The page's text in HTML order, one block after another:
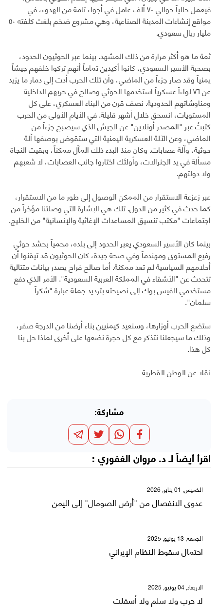
فيعمل حالياً حوالي ٧٠ ألف عامل في أجواء تامة من الهدوء، في
مواقع إنشاءات المدينة الصناعية، وهي مشروع ضخم بلغت كلفته ٥٠
مليار ريال سعودي.
ثمة ما هو أكثر مرارة من ذلك المشهد. بينما عبر الحوثيون الحدود،
بصحبة الأسير السعودي، كانوا أكيدين تماماً أنهم تركوا خلفهم جيشاً
يمنياً وقد صار جزءاً من الماضي، وأن تلك الحرب أدت إلى دمار ما يزيد
عن ٧٦ لواءاً عسكرياً استخدمها الحوثي وصالح في حربهم الداخلية
ومناوشاتهم الحدودية. نصف قرن من البناء العسكري، على كل
المستويات، انسحق خلال أشهر قليلة. في الأيام الأولى من الحرب
كتبتُ عبر "المصدر أونلاين" عن الجيش الذي سيصبح جزءاً من
الماضي، وعن الآلة العسكرية اليمنية التي ستقوض بوصفها آلة
حوثية، وآلة عصابات. وكان منذ البدء ذلك المآل ممكناً، وبقيت النجاة
مسألة في يد الجنرالات، وأولئك اختاروا جانب العصابات، لا شعبهم
ولا دولتهم.
عبر زعزعة الاستقرار من الممكن الوصول إلى طور ما من الاستقرار،
كما حدث في كثير من الدول. تلك هي الإشارة التي وصلتنا مؤخراً من
اجتماعات "مكتب تنسيق المساعدات الإغاثية والإنسانية" من الخليج.
بينما كان الأسير السعودي يعبر الحدود إلى بلده، محمياً بحشد حوثي
رفيع المستوى ومهندماً وفي صحة جيدة، كان الحوثيون قد تيقنوا أن
أحلامهم السياسية لم تعد ممكنة. أما صالح فراح يصدر بيانات متتالية
تتحدث عن "الأشقاء في المملكة العربية السعودية". الأمر الذي دفع
مستخدمي الفيس بوك إلى نصيحته بترديد جملة عبارة "شكراً
سلمان".
ستضع الحرب أوزارها، وسنعيد كيمنيين بناء أرضنا من الدرجة صفر،
وذلك ما سيجعلنا نتذكر مع كل حجرة نضعها على أخرى لماذا حل بنا
كل هذا.
نقلا عن الوطن القطرية
مشاركة:
اقرأ أيضاً لـ د. مروان الغفوري :
الخميس, 01 يناير, 2026
عدوى الانفصال من "أرض الصومال" إلى اليمن
الجمعة, 13 يونيو, 2025
احتمال سقوط النظام الإيراني
الاربعاء, 04 يونيو, 2025
لا حرب ولا سلم ولا أسفلت